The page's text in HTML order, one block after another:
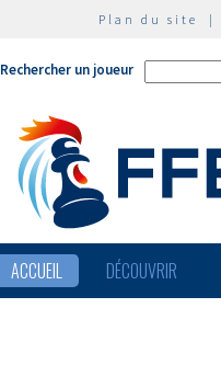
Plan du site |
Rechercher un joueur
ACCUEIL DÉCOUVRIR